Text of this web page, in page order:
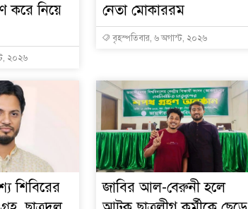
করে নিয়ে
২০২৬
নেতা মোকাররম
বৃহস্পতিবার, ৬ অগাস্ট, ২০২৬
শিবিরের
জাবির আল-বেরুনী হলে